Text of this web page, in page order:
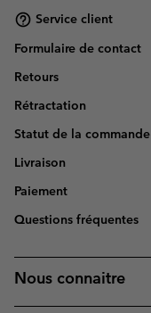
Service client
Formulaire de contact
Retours
Rétractation
Statut de la commande
Livraison
Paiement
Questions fréquentes
Nous connaitre